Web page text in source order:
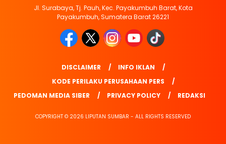
Jl. Surabaya, Tj. Pauh, Kec. Payakumbuh Barat, Kota
Payakumbuh, Sumatera Barat 26221
DISCLAIMER
INFO IKLAN
KODE PERILAKU PERUSAHAAN PERS
PEDOMAN MEDIA SIBER
PRIVACY POLICY REDAKSI
COPYRIGHT © 2026 LIPUTAN SUMBAR - ALL RIGHTS RESERVED